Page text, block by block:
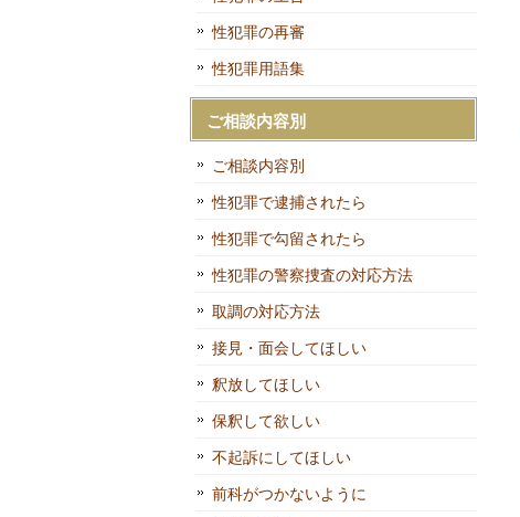
性犯罪の再審
性犯罪用語集
ご相談内容別
ご相談内容別
性犯罪で逮捕されたら
性犯罪で勾留されたら
性犯罪の警察捜査の対応方法
取調の対応方法
接見・面会してほしい
釈放してほしい
保釈して欲しい
不起訴にしてほしい
前科がつかないように